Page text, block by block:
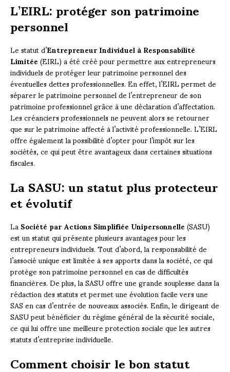
L’EIRL: protéger son patrimoine
personnel
Le statut d’Entrepreneur Individuel à Responsabilité
Limitée(EIRL) a été créé pour permettre aux entrepreneurs
individuels de protéger leur patrimoine personnel des
éventuelles dettes professionnelles. En effet, l’EIRL permet de
séparer le patrimoine personnel de l’entrepreneur de son
patrimoine professionnel grâce à une déclaration d’affectation.
Les créanciers professionnels ne peuvent alors se retourner
que sur le patrimoine affecté à l’activité professionnelle. L’EIRL
offre également la possibilité d’opter pour l’impôt sur les
sociétés, ce qui peut être avantageux dans certaines situations
fiscales.
La SASU: un statut plus protecteur
et évolutif
LaSociété par Actions Simplifiée Unipersonnelle(SASU)
est un statut qui présente plusieurs avantages pour les
entrepreneurs individuels. Tout d’abord, la responsabilité de
l’associé unique est limitée à ses apports dans la société, ce qui
protège son patrimoine personnel en cas de difficultés
financières. De plus, la SASU offre une grande souplesse dans la
rédaction des statuts et permet une évolution facile vers une
SAS en cas d’entrée de nouveaux associés. Enfin, le dirigeant de
SASU peut bénéficier du régime général de la sécurité sociale,
ce qui lui offre une meilleure protection sociale que les autres
statuts d’entreprise individuelle.
Comment choisir le bon statut